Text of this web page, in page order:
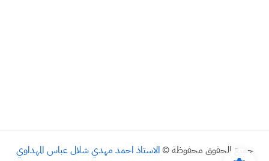
جميع الحقوق محفوظة © الاستاذ احمد مهدي شلال عباس المهداوي